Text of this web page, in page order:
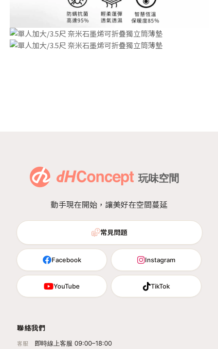
動手現在開始，讓美好在空間蔓延
常見問題
Facebook Instagram
YouTube TikTok
聯絡我們
客服
即時線上客服 09:00–18:00